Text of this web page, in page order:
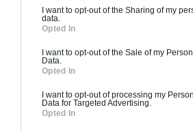
I want to opt-out of the Sharing of my
data.
Opted In
I want to opt-out of the Sale of my
Data.
Opted In
I want to opt-out of processing my
Data for Targeted Advertising.
Opted In
Chiffrage estimatif pour :
standards. Construction en
(RT 2020). Finitions haut de
en main" inclut le gros
oeuvre (cuisine, peinture,